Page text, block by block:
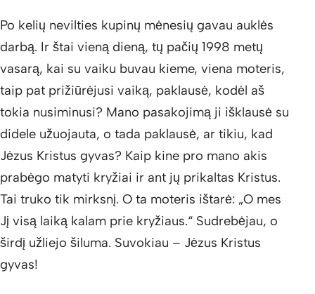
Po kelių nevilties kupinų mėnesių gavau auklės
darbą. Ir štai vieną dieną, tų pačių 1998 metų
vasarą, kai su vaiku buvau kieme, viena moteris,
taip pat prižiūrėjusi vaiką, paklausė, kodėl aš
tokia nusiminusi? Mano pasakojimą ji išklausė su
didele užuojauta, o tada paklausė, ar tikiu, kad
Jėzus Kristus gyvas? Kaip kine pro mano akis
prabėgo matyti kryžiai ir ant jų prikaltas Kristus.
Tai truko tik mirksnį. O ta moteris ištarė: „O mes
Jį visą laiką kalam prie kryžiaus.“ Sudrebėjau, o
širdį užliejo šiluma. Suvokiau – Jėzus Kristus
gyvas!